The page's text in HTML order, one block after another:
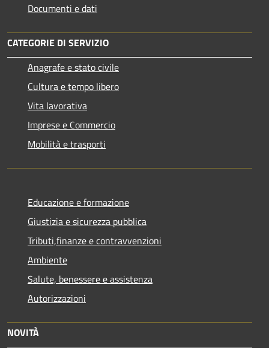
Documenti e dati
CATEGORIE DI SERVIZIO
Anagrafe e stato civile
Cultura e tempo libero
Vita lavorativa
Imprese e Commercio
Mobilità e trasporti
Educazione e formazione
Giustizia e sicurezza pubblica
Tributi,finanze e contravvenzioni
Ambiente
Salute, benessere e assistenza
Autorizzazioni
NOVITÀ